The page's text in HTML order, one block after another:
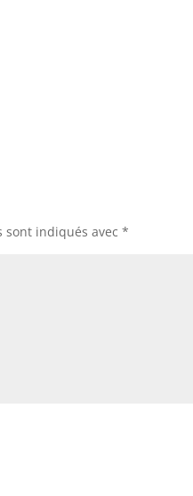
sont indiqués avec*